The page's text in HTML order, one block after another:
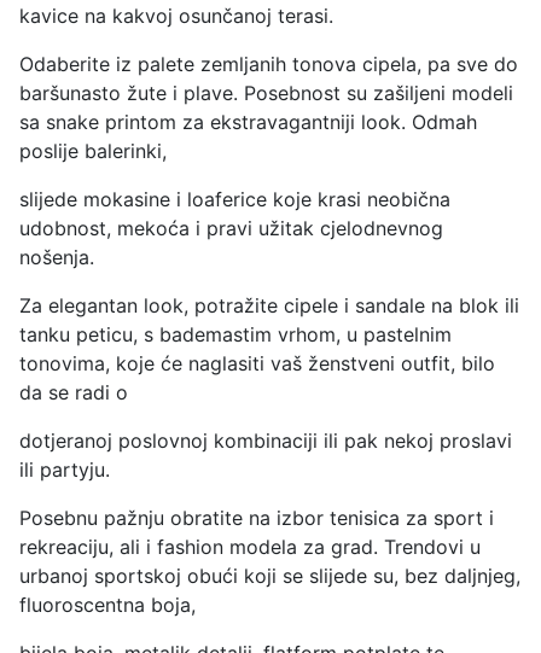
kavice na kakvoj osunčanoj terasi.
Odaberite iz palete zemljanih tonova cipela, pa sve do
baršunasto žute i plave. Posebnost su zašiljeni modeli
sa snake printom za ekstravagantniji look. Odmah
poslije balerinki,
slijede mokasine i loaferice koje krasi neobična
udobnost, mekoća i pravi užitak cjelodnevnog
nošenja.
Za elegantan look, potražite cipele i sandale na blok ili
tanku peticu, s bademastim vrhom, u pastelnim
tonovima, koje će naglasiti vaš ženstveni outfit, bilo
da se radi o
dotjeranoj poslovnoj kombinaciji ili pak nekoj proslavi
ili partyju.
Posebnu pažnju obratite na izbor tenisica za sport i
rekreaciju, ali i fashion modela za grad. Trendovi u
urbanoj sportskoj obući koji se slijede su, bez daljnjeg,
fluoroscentna boja,